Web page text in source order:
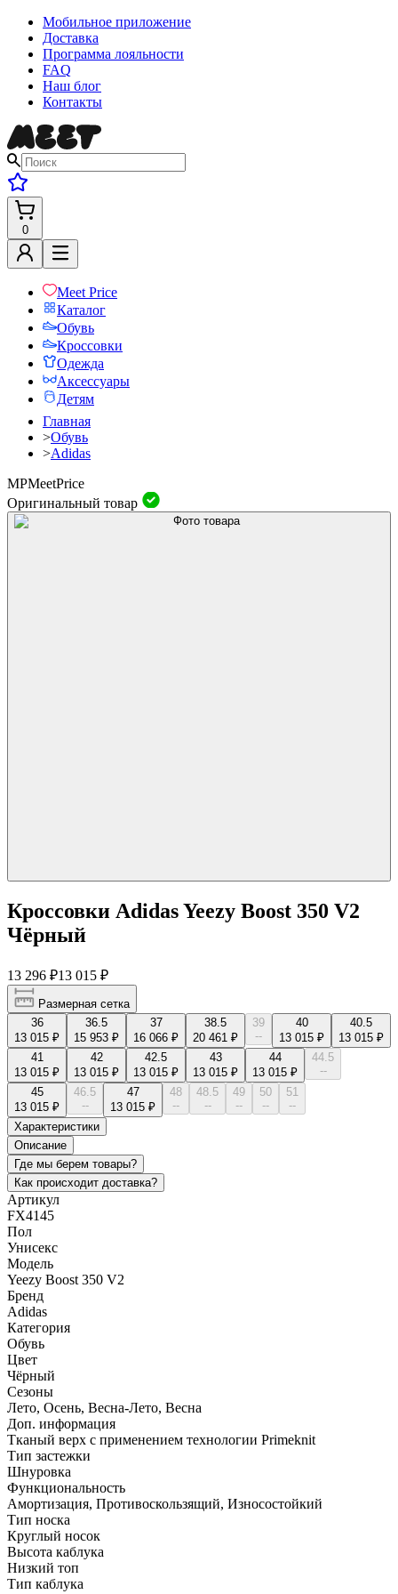
Мобильное приложение
Доставка
Программа лояльности
FAQ
Наш блог
Контакты
0
Meet Price
Каталог
Обувь
Кроссовки
Одежда
Аксессуары
Детям
Главная
>Обувь
>Adidas
MPMeetPrice
Оригинальный товар
Кроссовки Adidas Yeezy Boost 350 V2
Чёрный
13 296 ₽13 015 ₽
Размерная сетка
36
13 015 ₽
36.5
15 953 ₽
37
16 066 ₽
38.5
20 461 ₽
39
--
40
13 015 ₽
40.5
13 015 ₽
41
13 015 ₽
42
13 015 ₽
42.5
13 015 ₽
43
13 015 ₽
44
13 015 ₽
44.5
--
45
13 015 ₽
46.5
--
47
13 015 ₽
48
--
48.5
--
49
--
50
--
51
--
Характеристики
Описание
Где мы берем товары?
Как происходит доставка?
Артикул
FX4145
Пол
Унисекс
Модель
Yeezy Boost 350 V2
Бренд
Adidas
Категория
Обувь
Цвет
Чёрный
Сезоны
Лето, Осень, Весна-Лето, Весна
Доп. информация
Тканый верх с применением технологии Primeknit
Тип застежки
Шнуровка
Функциональность
Амортизация, Противоскользящий, Износостойкий
Тип носка
Круглый носок
Высота каблука
Низкий топ
Тип каблука